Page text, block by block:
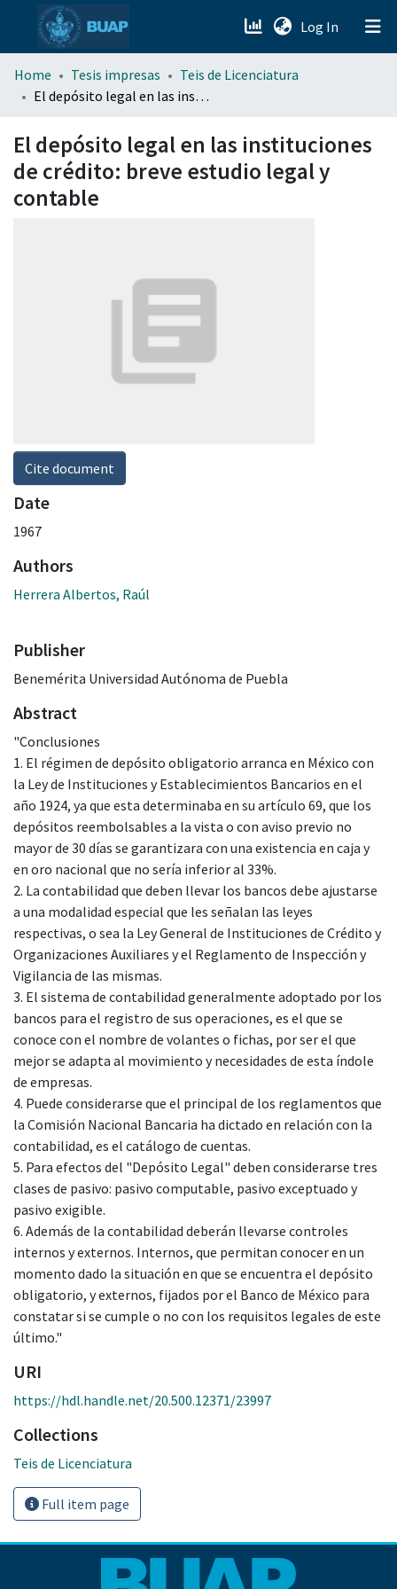
Log In (current)
menu.section.about_menu
Home Tesis impresas
Teis de Licenciatura
El depósito legal en las instituciones de crédito: breve estudio legal y contable
El depósito legal en las instituciones
de crédito: breve estudio legal y
contable
Cite document
Date
1967
Authors
Herrera Albertos, Raúl
Publisher
Benemérita Universidad Autónoma de Puebla
Abstract
"Conclusiones
1. El régimen de depósito obligatorio arranca en México con
la Ley de Instituciones y Establecimientos Bancarios en el
año 1924, ya que esta determinaba en su artículo 69, que los
depósitos reembolsables a la vista o con aviso previo no
mayor de 30 días se garantizara con una existencia en caja y
en oro nacional que no sería inferior al 33%.
2. La contabilidad que deben llevar los bancos debe ajustarse
a una modalidad especial que les señalan las leyes
respectivas, o sea la Ley General de Instituciones de Crédito y
Organizaciones Auxiliares y el Reglamento de Inspección y
Vigilancia de las mismas.
3. El sistema de contabilidad generalmente adoptado por los
bancos para el registro de sus operaciones, es el que se
conoce con el nombre de volantes o fichas, por ser el que
mejor se adapta al movimiento y necesidades de esta índole
de empresas.
4. Puede considerarse que el principal de los reglamentos que
la Comisión Nacional Bancaria ha dictado en relación con la
contabilidad, es el catálogo de cuentas.
5. Para efectos del "Depósito Legal" deben considerarse tres
clases de pasivo: pasivo computable, pasivo exceptuado y
pasivo exigible.
6. Además de la contabilidad deberán llevarse controles
internos y externos. Internos, que permitan conocer en un
momento dado la situación en que se encuentra el depósito
obligatorio, y externos, fijados por el Banco de México para
constatar si se cumple o no con los requisitos legales de este
último."
URI
https://hdl.handle.net/20.500.12371/23997
Collections
Teis de Licenciatura
Full item page